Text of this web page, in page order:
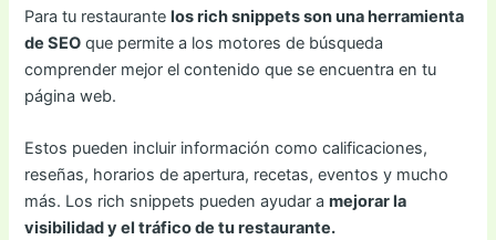
Para tu restaurantelos rich snippets son una herramienta
de SEO que permite a los motores de búsqueda
comprender mejor el contenido que se encuentra en tu
página web.
Estos pueden incluir información como calificaciones,
reseñas, horarios de apertura, recetas, eventos y mucho
más. Los rich snippets pueden ayudar amejorar la
visibilidad y el tráfico de tu restaurante.